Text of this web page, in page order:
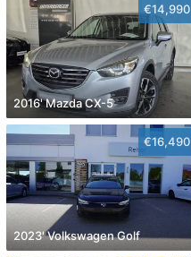
€14,990
2016' Mazda CX-5
€16,490
2023' Volkswagen Golf